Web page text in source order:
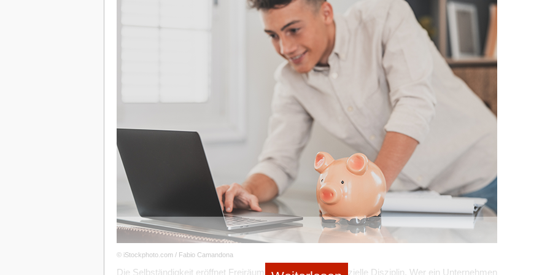
Blockchain-Kenner Robert „Crypto- Robby“ Schwertner (c)
damit auch auf den Krypto-Markt auswirken
würden. Dementsprechend kritisiert Crypto­
Robby im Falle von Bitpanda einen seiner
Meinung nach schweren Managementfehler: Zu einem Zeitpunkt, an dem Bitcoin bereits einen
massiven Kursverfall erlebt hat und sich die Branche bereits im Bärenmarkt befand, eine
Meldung über unbegrenzten Urlaub für alle Mitarbeitenden zu verkünden, war seiner Meinung
nach nicht nur verwirrend, sondern auch ein massiver Mana­gementfehler (Anm.: Der Bitcoin-
Kurs befand sich Ende März 2022 bei ca. 44.000 US-Dollar). Auch wenn Bitpanda unbestritten
eine Erfolgsgeschichte sei, müsse das Start-up laut Crypto­Robby nun den Preis für die
Entwicklungen und (Fehl-)Entscheidungen der vergangenen Monate zahlen.
Welche Typen passen an die Start-up-Spitze?
Als besonders wichtig hebt CryptoRobby mit Blick auf die gesamte Start-up-Szene den Faktor
Ehrlichkeit gegenüber den Mitarbeitenden hervor: „Meines Erachtens braucht es eine große
Kraft, den eigenen Mitarbeitenden zu sagen, was Sache ist und offenzulegen, dass sich das
Unternehmen in einer schwierigen Phase befindet. Aber genau das ist in einem Start-up immer
wichtig.“
Zudem spricht er im Interview einen Punkt an, der über die Start-up-Branche immer wieder
thematisiert wird: „Diese Start-ups werden meistens von Pionierpersönlichkeiten gegründet.
Wenn das Unternehmen dann in die Konsolidierungsphase kommt, stellt sich aber die Frage:
© iStockphoto.com / Fabio Camandona
Die Selbständigkeit eröffnet Freiräume, verlangt aber finanzielle Disziplin. Wer ein Unternehmen